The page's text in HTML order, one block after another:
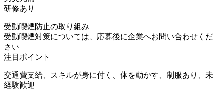
研修あり
受動喫煙防止の取り組み
受動喫煙対策については、応募後に企業へお問い合わせくだ
さい
注目ポイント
交通費支給、スキルが身に付く、体を動かす、制服あり、未
経験歓迎